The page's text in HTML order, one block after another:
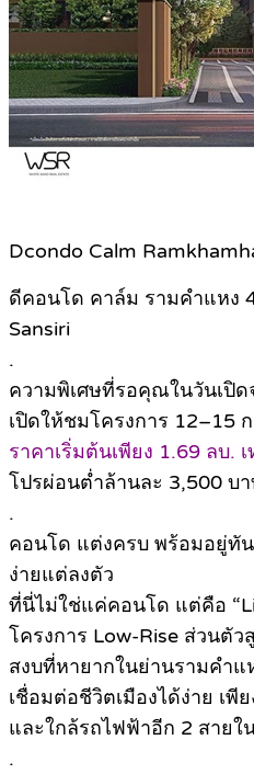
Dcondo Calm
ดีคอนโด คาล์ม รามคำแหง
Sansiri
.
ความพิเศษที่รอคุณในวันเปิด
เปิดให้ชมโครงการ 12–15
ราคาเริ่มต้นเพียง 1.69 ลบ.
โปรผ่อนต่ำล้านละ 3,500 บ
.
คอนโด แต่งครบ พร้อมอยู่ทั
ง่ายแต่ลงตัว
ที่นี่ไม่ใช่แค่คอนโด แต่คือ
โครงการ Low-Rise ส่วนตัว
สงบที่หายากในย่านรามคำแ
เชื่อมต่อชีวิตเมืองได้ง่าย เพี
และใกล้รถไฟฟ้าอีก 2 สายใ
.